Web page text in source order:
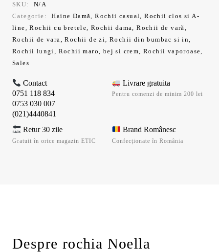
SKU:
N/A
Categorie:
Haine Damă,Rochii casual,Rochii clos si A-
line,Rochii cu bretele,Rochii dama,Rochii de vară,
Rochii de vara,Rochii de zi,Rochii din bumbac si in,
Rochii lungi, Rochii maro, bej si crem,Rochii vaporoase,
Sales
Contact
0751 118 834
0753 030 007
(021)4440841
Livrare gratuita
Pentru comenzi de minim 200 lei
Retur 30 zile
Gratuit în orice magazin ETIC
Brand Românesc
Confecționate în România
Despre rochia Noella